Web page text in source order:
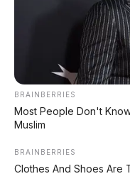
Toyota Innova
Gara-gara
Pemilik Panic
🕒Dipublikasikan:22
📍 JAKARTA,
BRAINBERRIES
Most People Don't
Muslim
BRAINBERRIES
Clothes And Shoes Are